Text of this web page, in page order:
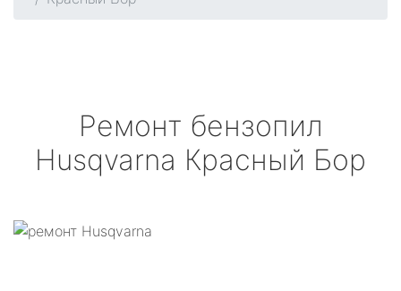
Ремонт бензопил
Husqvarna Красный Бор